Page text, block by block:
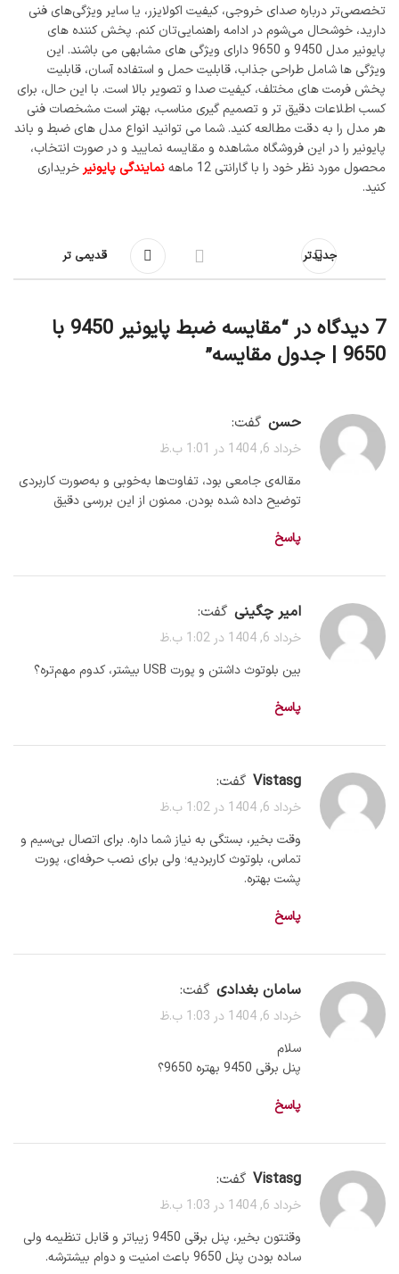
تخصصی‌تر درباره صدای خروجی، کیفیت اکولایزر، یا سایر ویژگی‌های فنی
دارید، خوشحال می‌شوم در ادامه راهنمایی‌تان کنم. پخش کننده‌ های
پایونیر مدل 9450 و 9650 دارای ویژگی ‌های مشابهی می باشند. این
ویژگی ها شامل طراحی جذاب، قابلیت حمل و استفاده آسان، قابلیت
پخش فرمت‌ های مختلف، کیفیت صدا و تصویر بالا است. با این حال، برای
کسب اطلاعات دقیق ‌تر و تصمیم‌ گیری مناسب، بهتر است مشخصات فنی
هر مدل را به دقت مطالعه کنید. شما می توانید انواع مدل های ضبط و باند
پایونیر را در این فروشگاه مشاهده و مقایسه نمایید و در صورت انتخاب،
محصول مورد نظر خود را با گارانتی 12 ماهه
نمایندگی پایونیر خریداری
کنید.
جدیدتر قدیمی تر
7 دیدگاه در “
مقایسه ضبط پایونیر 9450 با
9650 | جدول مقایسه
”
حسن گفت:
خرداد 6, 1404 در 1:01 ب.ظ
مقاله‌ی جامعی بود، تفاوت‌ها به‌خوبی و به‌صورت کاربردی
توضیح داده شده بودن. ممنون از این بررسی دقیق
پاسخ
امیر چگینی گفت:
خرداد 6, 1404 در 1:02 ب.ظ
بین بلوتوث داشتن و پورت USB بیشتر، کدوم مهم‌تره؟
پاسخ
vistasg گفت:
خرداد 6, 1404 در 1:02 ب.ظ
وقت بخیر، بستگی به نیاز شما داره. برای اتصال بی‌سیم و
تماس، بلوتوث کاربردیه؛ ولی برای نصب حرفه‌ای، پورت
پشت بهتره.
پاسخ
سامان بغدادی گفت:
خرداد 6, 1404 در 1:03 ب.ظ
سلام
پنل برقی 9450 بهتره 9650؟
پاسخ
vistasg گفت:
خرداد 6, 1404 در 1:03 ب.ظ
وقتتون بخیر، پنل برقی 9450 زیباتر و قابل تنظیمه ولی
ساده بودن پنل 9650 باعث امنیت و دوام بیشترشه.